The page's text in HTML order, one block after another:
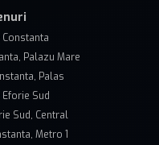
Palazu Mare
Palas
Sud
Sud, Central
Metro 1